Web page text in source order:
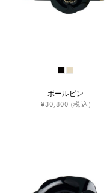
ボールピン
¥30,800 (税込)